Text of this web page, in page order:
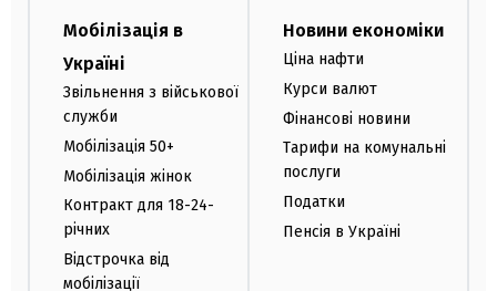
Мобілізація в
Україні
Звільнення з військової
служби
Мобілізація 50+
Мобілізація жінок
Контракт для 18-24-
річних
Відстрочка від
мобілізації
Новини економіки
Ціна нафти
Курси валют
Фінансові новини
Тарифи на комунальні
послуги
Податки
Пенсія в Україні